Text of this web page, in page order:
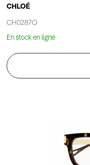
CHLOÉ
CH0287O
En stock en ligne